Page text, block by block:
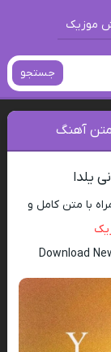
موزیک
جستجو
متن آهنگ
یلدا
با متن کامل و
Download